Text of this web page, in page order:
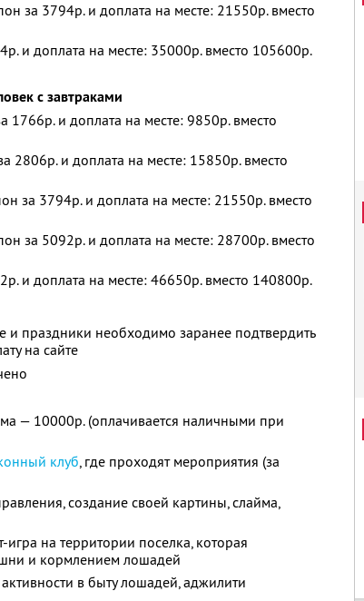
за 3794р. и доплата на месте: 21550р. вместо
и доплата на месте: 35000р. вместо 105600р.
с завтраками
1766р. и доплата на месте: 9850р. вместо
2806р. и доплата на месте: 15850р. вместо
за 3794р. и доплата на месте: 21550р. вместо
за 5092р. и доплата на месте: 28700р. вместо
и доплата на месте: 46650р. вместо 140800р.
и праздники необходимо заранее подтвердить
на сайте
— 10000р. (оплачивается наличными при
клуб, где проходят мероприятия (за
создание своей картины, слайма,
игра на территории поселка, которая
и кормлением лошадей
в быту лошадей, аджилити